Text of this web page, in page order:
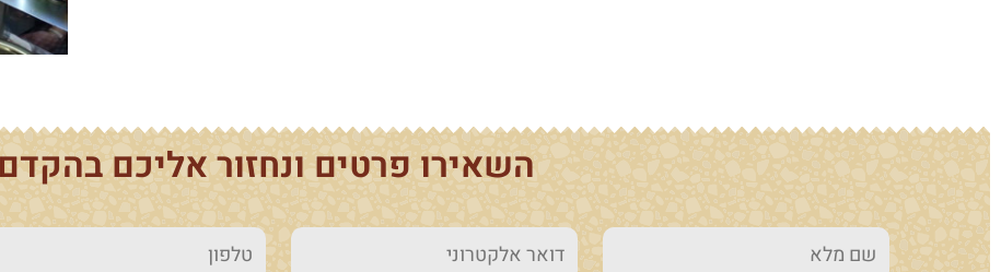
השאירו פרטים ונחזור אליכם בהקדם